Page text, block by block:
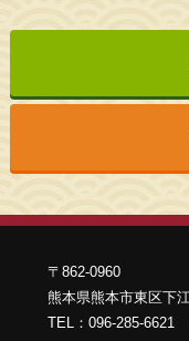
〒862-0960
熊本県熊本市東区下
TEL：096-285-6621